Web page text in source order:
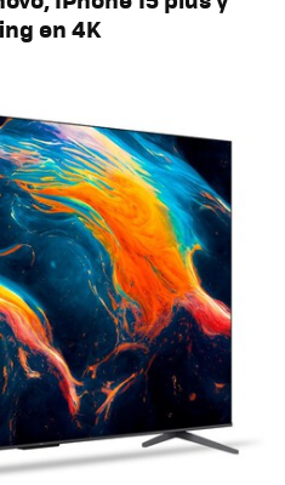
en 4K